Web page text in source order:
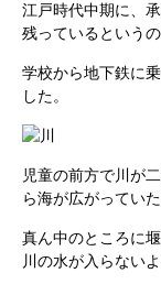
江戸時代中期に、
残っているというの
学校から地下鉄に
した。
児童の前方で川が
ら海が広がっていた
真ん中のところに
川の水が入らない